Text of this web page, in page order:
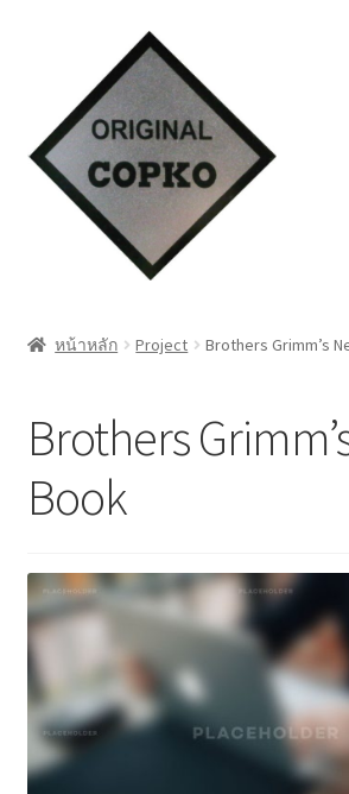
navigation
content
My account
ชำระเงิน
ติดต่อเรา
นโยบายการคืนเงิน
บทความ
หน้าหลัก Project Brothers Grimm’s
Brothers
Book